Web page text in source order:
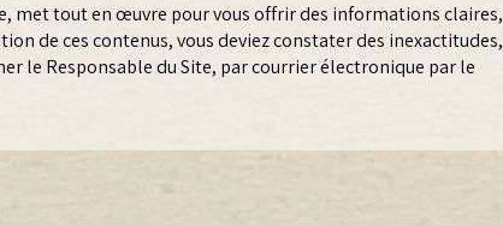
met tout en œuvre pour vous offrir des informations claires,
de ces contenus, vous deviez constater des inexactitudes,
le Responsable du Site, par courrier électronique par le